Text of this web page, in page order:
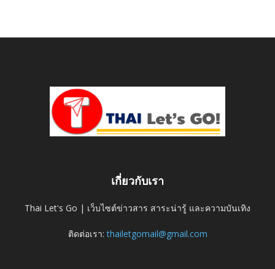
เกี่ยวกับเรา
Thai Let's Go | เว็บไซต์ข่าวสาร สาระน่ารู้ และความบันเทิง
ติดต่อเรา:thailetgomail@gmail.com